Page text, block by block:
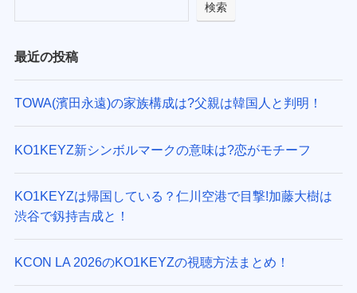
検索
最近の投稿
TOWA(濱田永遠)の家族構成は?父親は韓国人と判明！
KO1KEYZ新シンボルマークの意味は?恋がモチーフ
KO1KEYZは帰国している？仁川空港で目撃!加藤大樹は
渋谷で釼持吉成と！
KCON LA 2026のKO1KEYZの視聴方法まとめ！